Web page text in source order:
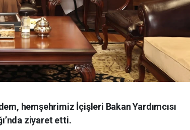
hemşehrimiz İçişleri Bakan Yardımcısı
ziyaret etti.